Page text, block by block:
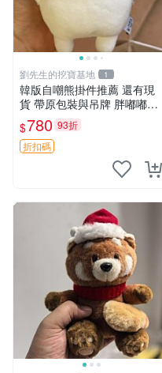
劉先生的挖寶基地 1
韓版自嘲熊掛件推薦 還有現
貨 帶原包裝與吊牌 胖嘟嘟超
可愛 毛絨手感佳 小熊掛件 自
嘲抱枕 小熊抱枕
$780 93折
折扣碼